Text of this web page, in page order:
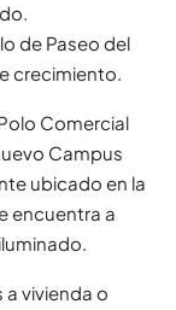
de Paseo del
crecimiento.
Comercial
Campus
ubicado en la
encuentra a
a vivienda o